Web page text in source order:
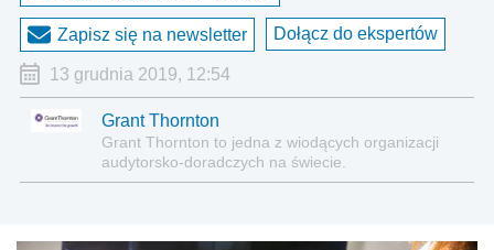
Zapisz się na newsletter Dołącz do ekspertów
13 grudnia 2019, 12:54
Grant Thornton
Grant Thornton to jedna z wiodących organizacji
audytorsko-doradczych na świecie.